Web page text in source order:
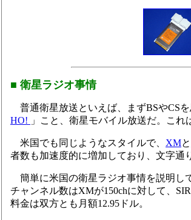
■ 衛星ラジオ事情
普通衛星放送といえば、まずBSやCS
HO! 」こと、衛星モバイル放送だ。こ
米国でも同じようなスタイルで、 XMと
者数も加速度的に増加しており、文字通
簡単に米国の衛星ラジオ事情を説明し
チャンネル数はXMが150chに対して、
料金は双方とも月額12.95ドル。